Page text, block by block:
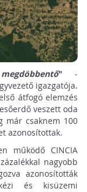
" -
igazgatója.
átfogó elemzés
veszett oda
már csaknem 100
azonosítottak.
működő CINCIA
nagyobb
azonosították
és kisüzemi